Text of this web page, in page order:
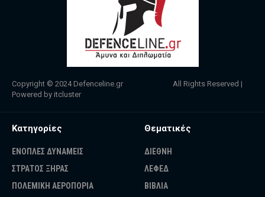
Copyright © 2024 Defenceline.gr All Rights Reserved |
Powered by itcluster
Κατηγορίες
ΕΝΟΠΛΕΣ ΔΥΝΑΜΕΙΣ
ΣΤΡΑΤΟΣ ΞΗΡΑΣ
ΠΟΛΕΜΙΚΗ ΑΕΡΟΠΟΡΙΑ
Θεματικές
ΔΙΕΘΝΗ
ΛΕΦΕΔ
ΒΙΒΛΙΑ